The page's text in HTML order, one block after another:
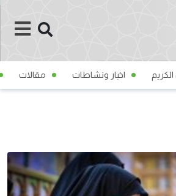
اخبار ونشاطات مقالات